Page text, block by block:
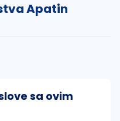
Apatin
sa ovim